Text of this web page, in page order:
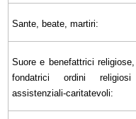
Sante, beate, martiri:
Suore e benefattrici religiose,
fondatrici ordini
assistenziali-caritatevoli: